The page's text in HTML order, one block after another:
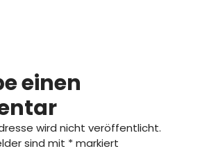
einen
wird nicht veröffentlicht.
sind mit *markiert